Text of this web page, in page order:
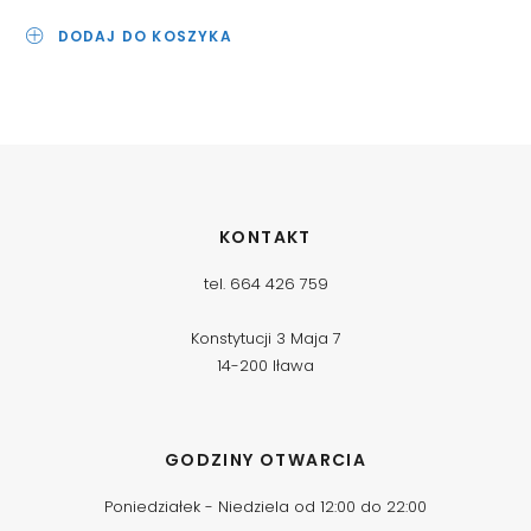
DODAJ DO KOSZYKA
KONTAKT
tel. 664 426 759
Konstytucji 3 Maja 7
14-200 Iława
GODZINY OTWARCIA
Poniedziałek - Niedziela od 12:00 do 22:00